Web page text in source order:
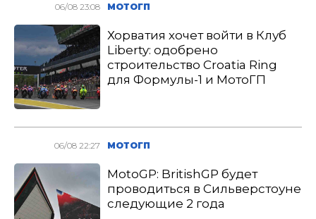
06/08 23:08 МОТОГП
Хорватия хочет войти в Клуб
Liberty: одобрено
строительство Croatia Ring
для Формулы-1 и МотоГП
06/08 22:27 МОТОГП
MotoGP: BritishGP будет
проводиться в Сильверстоуне
следующие 2 года